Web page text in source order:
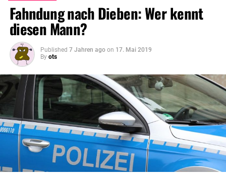
Fahndung nach Dieben: Wer kennt
diesen Mann?
Published 7 Jahren ago on 17. Mai 2019
By ots